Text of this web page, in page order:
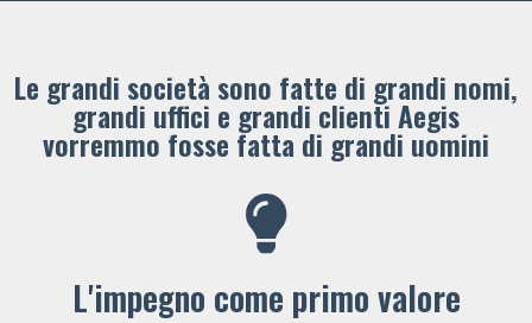
Le grandi società sono fatte di grandi nomi,
grandi uffici e grandi clienti ​Aegis
vorremmo fosse fatta di grandi uomini
L'impegno come primo valore